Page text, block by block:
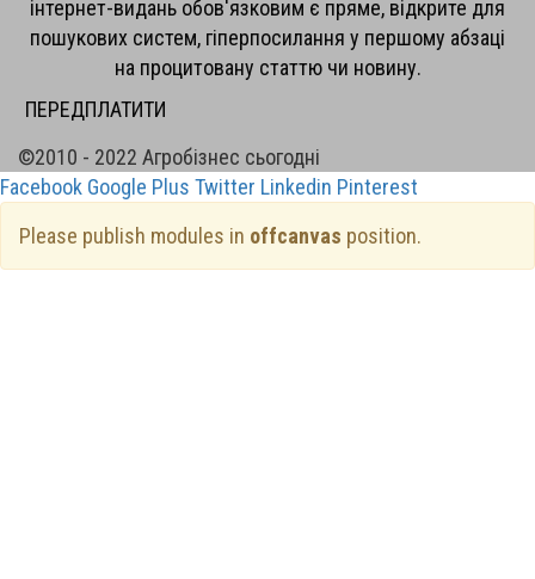
інтернет-видань обов'язковим є пряме, відкрите для
пошукових систем, гіперпосилання у першому абзаці
на процитовану статтю чи новину.
ПЕРЕДПЛАТИТИ
©2010 - 2022 Агробізнес сьогодні
Facebook Google Plus Twitter Linkedin Pinterest
Please publish modules in offcanvas position.